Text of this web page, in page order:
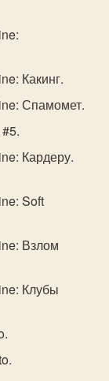
Какинг.
Спамомет.
Кардеру.
Soft
Взлом
Клубы